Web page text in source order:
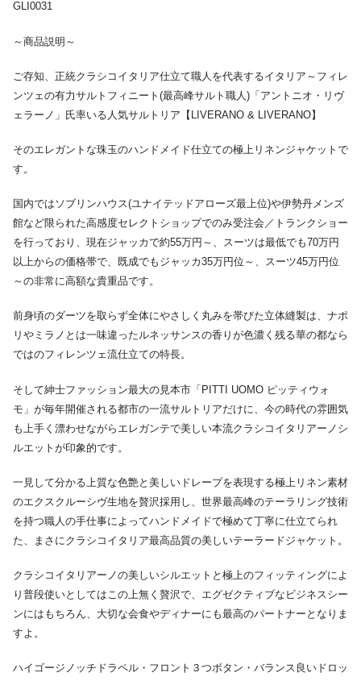
GLI0031
～商品説明～
ご存知、正統クラシコイタリア仕立て職人を代表するイタリア～フィレ
ンツェの有力サルトフィニート(最高峰サルト職人)「アントニオ・リヴ
ェラーノ」氏率いる人気サルトリア【LIVERANO & LIVERANO】
そのエレガントな珠玉のハンドメイド仕立ての極上リネンジャケットで
す。
国内ではソブリンハウス(ユナイテッドアローズ最上位)や伊勢丹メンズ
館など限られた高感度セレクトショップでのみ受注会／トランクショー
を行っており、現在ジャッカで約55万円～、スーツは最低でも70万円
以上からの価格帯で、既成でもジャッカ35万円位～、スーツ45万円位
～の非常に高額な貴重品です。
前身頃のダーツを取らず全体にやさしく丸みを帯びた立体縫製は、ナポ
リやミラノとは一味違ったルネッサンスの香りが色濃く残る華の都なら
ではのフィレンツェ流仕立ての特長。
そして紳士ファッション最大の見本市「PITTI UOMO ピッティウォ
モ」が毎年開催される都市の一流サルトリアだけに、今の時代の雰囲気
も上手く漂わせながらエレガンテで美しい本流クラシコイタリアーノシ
ルエットが印象的です。
一見して分かる上質な色艶と美しいドレープを表現する極上リネン素材
のエクスクルーシヴ生地を贅沢採用し、世界最高峰のテーラリング技術
を持つ職人の手仕事によってハンドメイドで極めて丁寧に仕立てられ
た、まさにクラシコイタリア最高品質の美しいテーラードジャケット。
クラシコイタリアーノの美しいシルエットと極上のフィッティングによ
り普段使いとしてはこの上無く贅沢で、エグゼクティブなビジネスシー
ンにはもちろん、大切な会食やディナーにも最高のパートナーとなりま
すよ。
ハイゴージノッチドラペル・フロント３つボタン・バランス良いドロッ